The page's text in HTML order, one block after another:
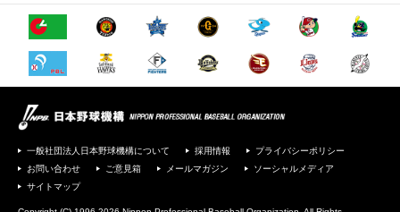
一般社団法人日本野球機構について 採用情報
プライバシーポリシー
お問い合わせ
ご意見箱 メールマガジン
ソーシャルメディア
サイトマップ